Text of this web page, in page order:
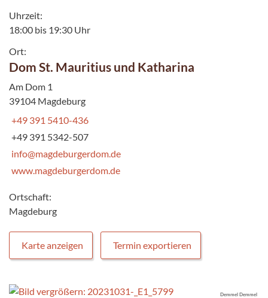
Uhrzeit:
18:00 bis 19:30 Uhr
Ort:
Dom St. Mauritius und Katharina
Am Dom 1
39104 Magdeburg
+49 391 5410-436
+49 391 5342-507
info@magdeburgerdom.de
www.magdeburgerdom.de
Ortschaft:
Magdeburg
Karte anzeigen Termin exportieren
Demmel Demmel